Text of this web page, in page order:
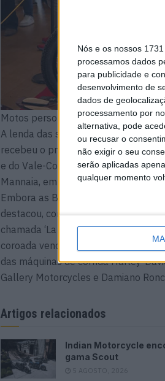
Nós e os nossos 1731
processamos dados
para publicidade e
desenvolvimento de
dados de
processamento por
alternativa, pode
ou recusar o
não exigir o seu
serão aplicadas
qualquer momento
Motos personalizadas no Biker
A lenda das superbikes escolheu
recebeu o prémio ‘Foggy’s Best’ e
e do Vale-Combustível San Marco
Mannaia, em Varese, utilizando um
Embora as BSA personalizadas
destacou, com duas vitórias no
chamada ‘La Primera’, construída
coroada vencedora do FG Racing
das máquinas de corrida Harley-
Gallery Motorcycles e Damiano
Artigos relacionados
Indian Motorcycle
gama Scout
5 AGOSTO, 2026